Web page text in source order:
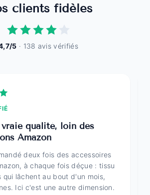
clients fidèles
5 · 138 avis vérifiés
vraie qualité, loin des
Amazon
deux fois des accessoires
à chaque fois déçue : tissu
qui lâchent au bout d'un mois,
Ici c'est une autre dimension.